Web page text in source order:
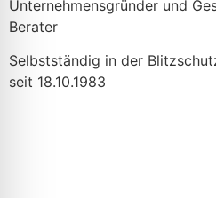
Unternehmensgründer und
Berater
Selbstständig in der
seit 18.10.1983